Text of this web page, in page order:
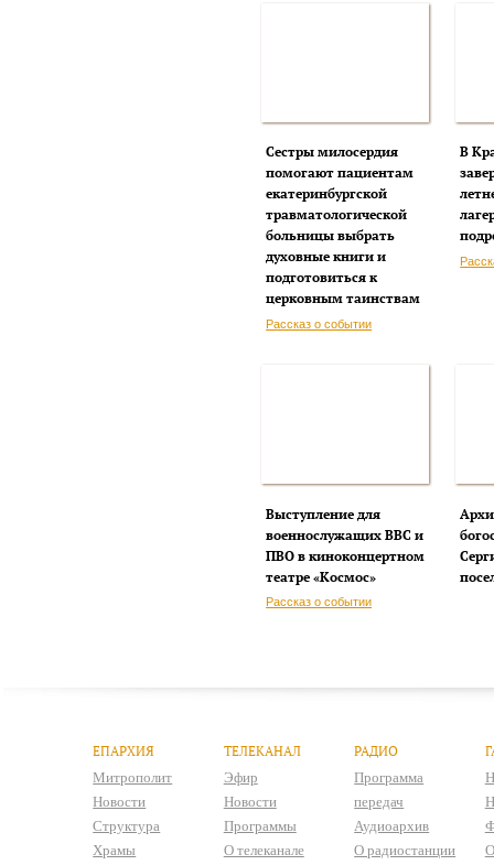
Сестры милосердия
помогают пациентам
екатеринбургской
травматологической
больницы выбрать
духовные книги и
подготовиться к
церковным таинствам
Рассказ о событии
В
Выступление для
военнослужащих ВВС и
ПВО в киноконцертном
театре «Космос»
Рассказ о событии
ЕПАРХИЯ
Митрополит
Новости
Структура
Храмы
ТЕЛЕКАНАЛ
Эфир
Новости
Программы
О телеканале
РАДИО
Программа
передач
Аудиоархив
О радиостанции